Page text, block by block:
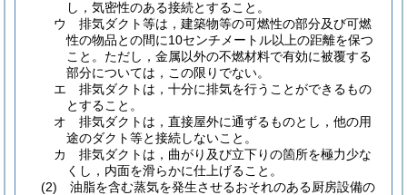
し，気密性のある接続とすること。
ウ
排気ダクト等は，建築物等の可燃性の部分及び可燃
性の物品との間に10センチメートル以上の距離を保つ
こと。 ただし，金属以外の不燃材料で有効に被覆する
部分については，この限りでない。
エ
排気ダクトは，十分に排気を行うことができるもの
とすること。
オ
排気ダクトは，直接屋外に通ずるものとし，他の用
途のダクト等と接続しないこと。
カ
排気ダクトは，曲がり及び立下りの箇所を極力少な
くし，内面を滑らかに仕上げること。
(2)
油脂を含む蒸気を発生させるおそれのある厨房設備の